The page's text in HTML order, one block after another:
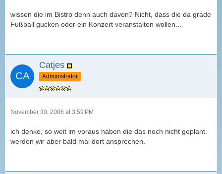
wissen die im Bistro denn auch davon? Nicht, dass die da grade
Fußball gucken oder ein Konzert veranstalten wollen...
Catjes
Administrator
November 30, 2006 at 3:59 PM
ich denke, so weit im voraus haben die das noch nicht geplant.
werden wir aber bald mal dort ansprechen.